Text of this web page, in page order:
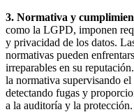
3. Normativa y
como la LGPD, imponen
y privacidad de los datos.
normativas pueden
irreparables en su
la normativa supervisando
detectando fugas y
a la auditoría y la protección.